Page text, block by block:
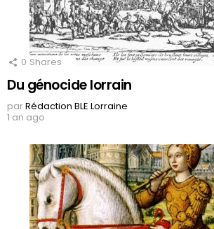
0 Shares
Du génocide lorrain
parRédaction BLE Lorraine
1 an ago